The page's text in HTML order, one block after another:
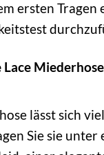
ersten Tragen
lässt sich
Sie sie unter